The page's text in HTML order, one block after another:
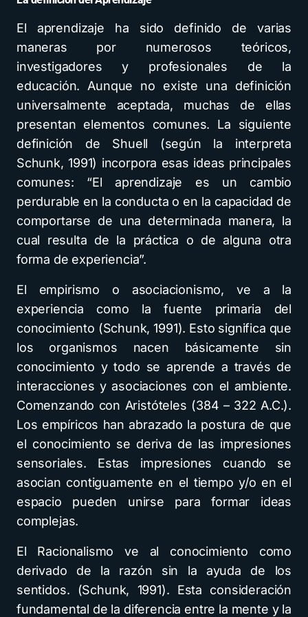
El aprendizaje ha sido definido de varias
maneras por numerosos teóricos,
investigadores y profesionales de la
educación. Aunque no existe una definición
universalmente aceptada, muchas de ellas
presentan elementos comunes. La siguiente
definición de Shuell (según la interpreta
Schunk, 1991) incorpora esas ideas principales
comunes: “El aprendizaje es un cambio
perdurable en la conducta o en la capacidad de
comportarse de una determinada manera, la
cual resulta de la práctica o de alguna otra
forma de experiencia”.
El empirismo o asociacionismo, ve a la
experiencia como la fuente primaria del
conocimiento (Schunk, 1991). Esto significa que
los organismos nacen básicamente sin
conocimiento y todo se aprende a través de
interacciones y asociaciones con el ambiente.
Comenzando con Aristóteles (384 – 322 A.C.).
Los empíricos han abrazado la postura de que
el conocimiento se deriva de las impresiones
sensoriales. Estas impresiones cuando se
asocian contiguamente en el tiempo y/o en el
espacio pueden unirse para formar ideas
complejas.
El Racionalismo ve al conocimiento como
derivado de la razón sin la ayuda de los
sentidos. (Schunk, 1991). Esta consideración
fundamental de la diferencia entre la mente y la